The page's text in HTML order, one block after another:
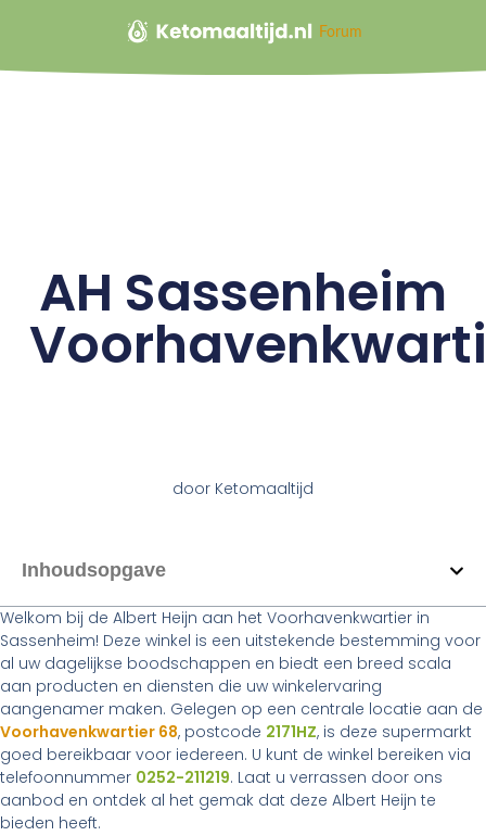
Forum
AH Sassenheim
doorKetomaaltijd
Inhoudsopgave
Welkom bij de Albert Heijn aan het Voorhavenkwartier in
Sassenheim! Deze winkel is een uitstekende bestemming voor
al uw dagelijkse boodschappen en biedt een breed scala
aan producten en diensten die uw winkelervaring
aangenamer maken. Gelegen op een centrale locatie aan de
Voorhavenkwartier 68, postcode 2171HZ, is deze supermarkt
goed bereikbaar voor iedereen. U kunt de winkel bereiken via
telefoonnummer 0252-211219. Laat u verrassen door ons
aanbod en ontdek al het gemak dat deze Albert Heijn te
bieden heeft.